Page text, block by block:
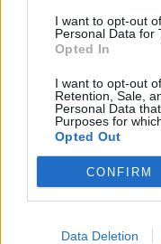
I want to opt-out
Personal Data for
Opted In
I want to opt-out
Retention, Sale,
Personal Data
Purposes for
Opted Out
CONFIRM
Data Deletion
Incêndio em
Metálica
Siga-nos no Instagram